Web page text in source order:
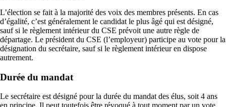
L’élection se fait à la majorité des voix des membres présents. En cas
d’égalité, c’est généralement le candidat le plus âgé qui est désigné,
sauf si le règlement intérieur du CSE prévoit une autre règle de
départage. Le président du CSE (l’employeur) participe au vote pour la
désignation du secrétaire, sauf si le règlement intérieur en dispose
autrement.
Durée du mandat
Le secrétaire est désigné pour la durée du mandat des élus, soit 4 ans